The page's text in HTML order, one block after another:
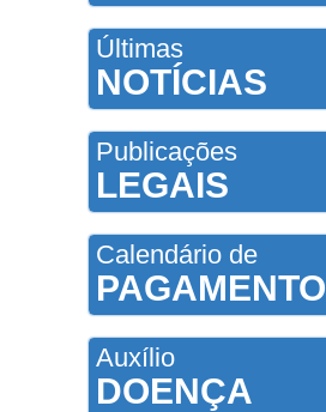
Últimas
NOTÍCIAS
Publicações
LEGAIS
Calendário de
PAGAMENTO
Auxílio
DOENÇA